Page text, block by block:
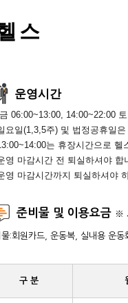
스
운영시간
06:00~13:00, 14:00~22:00
요일(1,3,5주) 및 법정공휴일
는 휴장시간으로 헬
영 마감시간 전 퇴실하셔야 합
영 마감시간까지 퇴실하셔야
준비물 및 이용요금 ※
물:회원카드, 운동복, 실내용 운동
구 분